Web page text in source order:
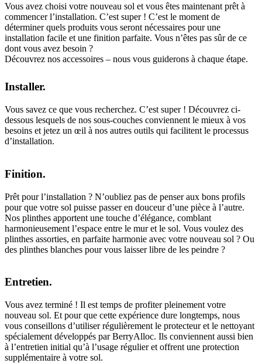
Vous avez choisi votre nouveau sol et vous êtes maintenant prêt à
commencer l’installation. C’est super ! C’est le moment de
déterminer quels produits vous seront nécessaires pour une
installation facile et une finition parfaite. Vous n’êtes pas sûr de ce
dont vous avez besoin ?
Découvrez nos accessoires – nous vous guiderons à chaque étape.
Installer.
Vous savez ce que vous recherchez. C’est super ! Découvrez ci-
dessous lesquels de nos sous-couches conviennent le mieux à vos
besoins et jetez un œil à nos autres outils qui facilitent le processus
d’installation.
Finition.
Prêt pour l’installation ? N’oubliez pas de penser aux bons profils
pour que votre sol puisse passer en douceur d’une pièce à l’autre.
Nos plinthes apportent une touche d’élégance, comblant
harmonieusement l’espace entre le mur et le sol. Vous voulez des
plinthes assorties, en parfaite harmonie avec votre nouveau sol ? Ou
des plinthes blanches pour vous laisser libre de les peindre ?
Entretien.
Vous avez terminé ! Il est temps de profiter pleinement votre
nouveau sol. Et pour que cette expérience dure longtemps, nous
vous conseillons d’utiliser régulièrement le protecteur et le nettoyant
spécialement développés par BerryAlloc. Ils conviennent aussi bien
à l’entretien initial qu’à l’usage régulier et offrent une protection
supplémentaire à votre sol.